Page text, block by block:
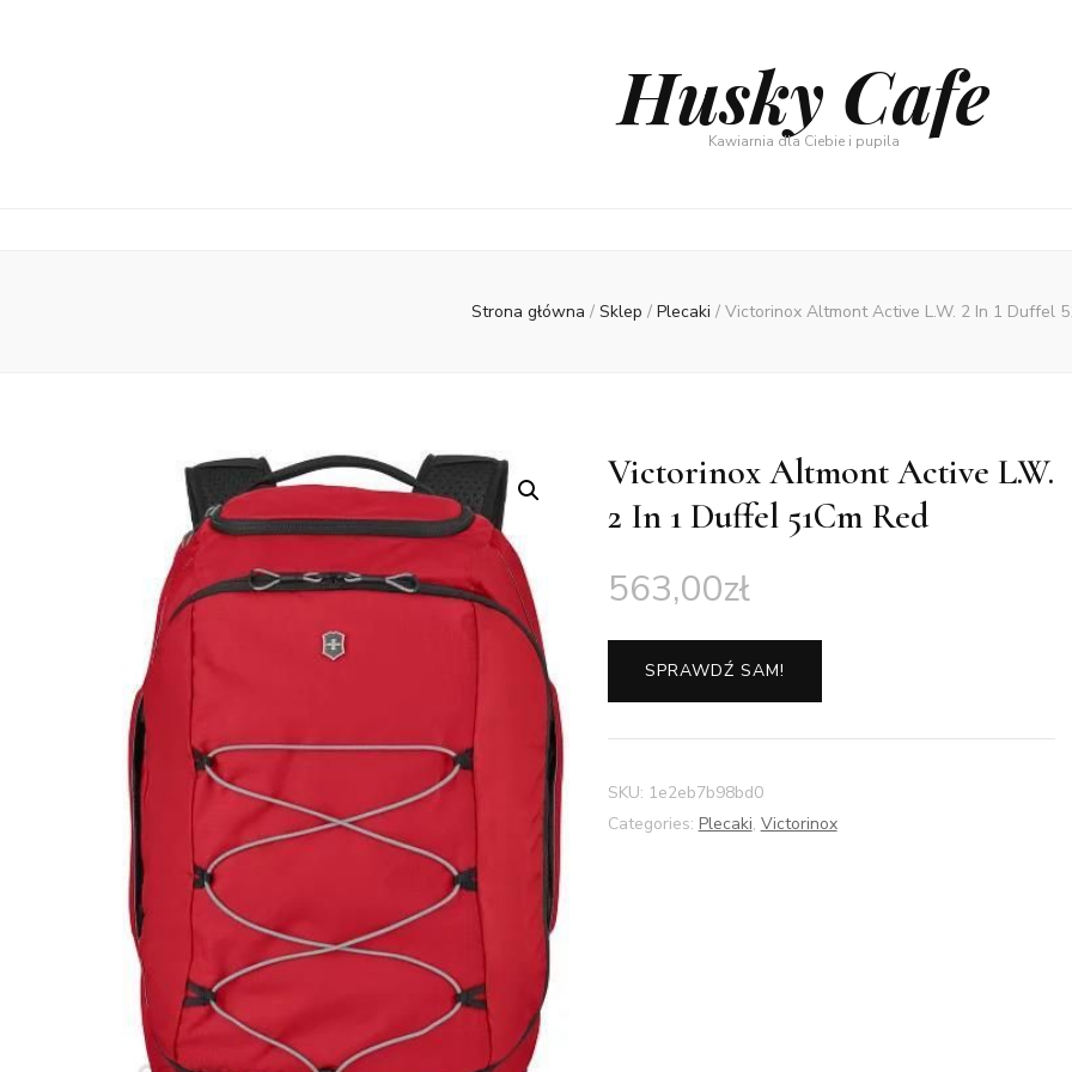
Husky Cafe
Kawiarnia dla Ciebie i pupila
Strona główna / Sklep / Plecaki / Victorinox Altmont Active L.W. 2 In 1 Duffel
Victorinox Altmont Active L.W.
2 In 1 Duffel 51Cm Red
563,00zł
SPRAWDŹ SAM!
SKU: 1e2eb7b98bd0
Categories: Plecaki, Victorinox